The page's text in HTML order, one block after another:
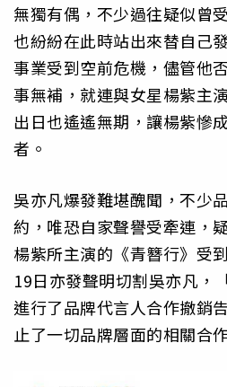
無獨有偶，不少過往疑似曾
也紛紛在此時站出來替自己
事業受到空前危機，儘管他
事無補，就連與女星楊紫主
出日也遙遙無期，讓楊紫慘
者。
吳亦凡爆發難堪醜聞，不少
約，唯恐自家聲譽受牽連，
楊紫所主演的《青簪行》受
19日亦發聲明切割吳亦凡，
進行了品牌代言人合作撤銷
止了一切品牌層面的相關合作